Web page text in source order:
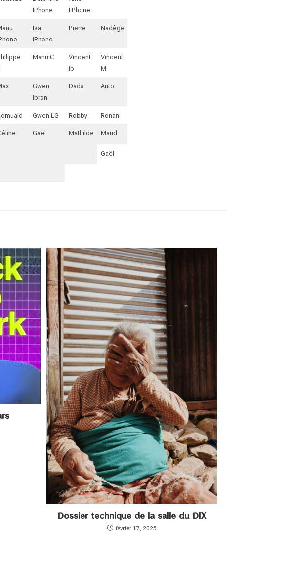
IPhone
I Phone
Isa
IPhone
Pierre Nadège
Manu C
Vincent
ib
Vincent
M
Gwen
Ibron
Dada Anto
Gwen LG Robby Ronan
Gaël Mathilde Maud
Gaël
Dossier technique de la salle du DIX
février 17, 2025